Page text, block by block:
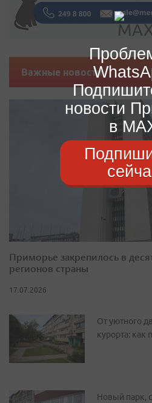
Важные новости
Приморье закрепилось в
регионов страны
17.07.2026
От уютного
курорта: как
Новый парк,
новости
в